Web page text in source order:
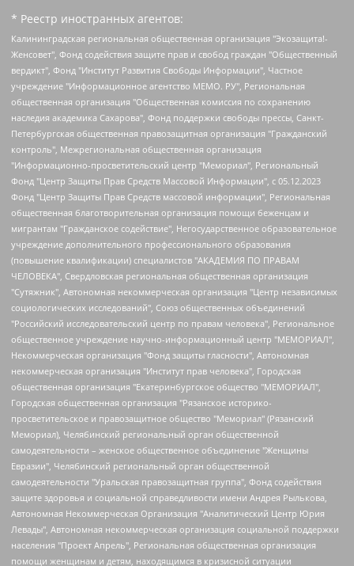
* Реестр иностранных агентов:
Калининградская региональная общественная организация "Экозащита!-Женсовет", Фонд содействия защите прав и свобод граждан "Общественный вердикт", Фонд "Институт Развития Свободы Информации", Частное учреждение "Информационное агентство МЕМО. РУ", Региональная общественная организация "Общественная комиссия по сохранению наследия академика Сахарова", Фонд поддержки свободы прессы, Санкт-Петербургская общественная правозащитная организация "Гражданский контроль", Межрегиональная общественная организация "Информационно-просветительский центр "Мемориал", Региональный Фонд "Центр Защиты Прав Средств Массовой Информации", с 05.12.2023 Фонд "Центр Защиты Прав Средств массовой информации", Региональная общественная благотворительная организация помощи беженцам и мигрантам "Гражданское содействие", Негосударственное образовательное учреждение дополнительного профессионального образования (повышение квалификации) специалистов "АКАДЕМИЯ ПО ПРАВАМ ЧЕЛОВЕКА", Свердловская региональная общественная организация "Сутяжник", Автономная некоммерческая организация "Центр независимых социологических исследований", Союз общественных объединений "Российский исследовательский центр по правам человека", Региональное общественное учреждение научно-информационный центр "МЕМОРИАЛ", Некоммерческая организация "Фонд защиты гласности", Автономная некоммерческая организация "Институт прав человека", Городская общественная организация "Екатеринбургское общество "МЕМОРИАЛ", Городская общественная организация "Рязанское историко-просветительское и правозащитное общество "Мемориал" (Рязанский Мемориал), Челябинский региональный орган общественной самодеятельности – женское общественное объединение "Женщины Евразии", Челябинский региональный орган общественной самодеятельности "Уральская правозащитная группа", Фонд содействия защите здоровья и социальной справедливости имени Андрея Рылькова, Автономная Некоммерческая Организация "Аналитический Центр Юрия Левады", Автономная некоммерческая организация социальной поддержки населения "Проект Апрель", Региональная общественная организация помощи женщинам и детям, находящимся в кризисной ситуации "Информационно-методический центр "Анна", Фонд содействия развитию массовых коммуникаций и правовому просвещению "Так-так-Так", Фонд содействия устойчивому развитию "Серебряная тайга", Свердловский региональный общественный фонд социальных проектов "Новое время", "Idel.Реалии", Кавказ.Реалии, Крым.Реалии, Телеканал Настоящее Время, Татаро-башкирская служба Радио Свобода (Azatliq Radiosi), Радио Свободная Европа/Радио Свобода (PCE/PC), "Сибирь.Реалии", "Фактограф", Благотворительный фонд помощи осужденным и их семьям, Автономная некоммерческая организация "Институт глобализации и социальных движений", Фонд "В защиту прав заключенных", Частное учреждение "Центр поддержки и содействия развитию средств массовой информации", Пензенский региональный общественный благотворительный фонд "Гражданский союз", "Север.Реалии", Некоммерческая организация Фонд "Правовая инициатива", Общество с ограниченной ответственностью "Радио Свободная Европа/Радио Свобода", Чешское информационное агентство "MEDIUM-ORIENT", Красноярская региональная общественная организация "Мы против СПИДа", Камалягин Денис Николаевич, Маркелов Сергей Евгеньевич, Пономарев Лев Александрович, Савицкая Людмила Алексеевна, Автономная некоммерческая организация "Центр по работе с проблемой насилия "НАСИЛИЮ.НЕТ", Межрегиональный профессиональный союз работников здравоохранения "Альянс врачей", Юридическое лицо, зарегистрированное в Латвийской Республике, SIA "Medusa Project" (регистрационный номер 40103797863, дата регистрации 10.06.2014), Некоммерческая организация "Фонд по борьбе с коррупцией", Автономная некоммерческая организация "Институт права и публичной политики", Баданин Роман Сергеевич, Гликин Максим Александрович, Железнова Мария Михайловна, Лукьянова Юлия Сергеевна, Маетная Елизавета Витальевна, Маняхин Петр Борисович, Чуракова Ольга Владимировна, Ярош Юлия Петровна, Юридическое лицо "The Insider SIA", зарегистрированное в Риге, Латвийская Республика (дата регистрации 26.06.2015), являющееся администратором доменного имени интернет-издания "The Insider SIA", https://theins.ru, Постернак Алексей Евгеньевич, Рубин Михаил Аркадьевич, Анин Роман Александрович, Юридическое лицо Istories fonds, зарегистрированное в Латвийской Республике (регистрационный номер 50008295751, дата регистрации 24.02.2020), Великовский Дмитрий Александрович, Долинина Ирина Николаевна, Мароховская Алеся Алексеевна, Шлейнов Роман Юрьевич, Шмагун Олеся Валентиновна, Общество с ограниченной ответственностью "Альтаир 2021", Общество с ограниченной ответственностью "Вега 2021", Общество с ограниченной ответственностью "Главный редактор 2021", Общество с ограниченной ответственностью "Ромашки монолит", Важенков Артем Валерьевич, Ивановская областная общественная организация "Центр гендерных исследований", Гурман Юрий Альбертович, Медиапроект "ОВД-Инфо", Егоров Владимир Владимирович, Жилинский Владимир Александрович, Общество с ограниченной ответственностью "ЗП", Иванова София Юрьевна, Карезина Инна Павловна, Кильтау Екатерина Викторовна, Петров Алексей Викторович, Пискунов Сергей Евгеньевич, Смирнов Сергей Сергеевич, Тихонов Михаил Сергеевич, Общество с ограниченной ответственностью "ЖУРНАЛИСТ-ИНОСТРАННЫЙ АГЕНТ", Арапова Галина Юрьевна, Вольтская Татьяна Анатольевна, Американская компания "Mason G.E.S. Anonymous Foundation" (США), являющаяся владельцем интернет-издания https://mnews.world/, Компания "Stichting Bellingcat", зарегистрированная в Нидерландах (дата регистрации 11.07.2018), Захаров Андрей Вячеславович, Клепиковская Екатерина Дмитриевна, Общество с ограниченной ответственностью "МЕМО", Перл Роман Александрович, Симонов Евгений Алексеевич, Соловьева Елена Анатольевна, Сотников Даниил Владимирович, Сурначева Елизавета Дмитриевна, Автономная некоммерческая организация по защите прав человека и информированию населения "Якутия – Наше Мнение", Общество с ограниченной ответственностью "Москоу диджитал медиа", с 26.01.2023 Общество с ограниченной ответственностью "Чайка Белые сады", Ветошкина Валерия Валерьевна, Заговора Максим Александрович, Межрегиональное общественное движение "Российская ЛГБТ - сеть", Оленичев Максим Владимирович, Павлов Иван Юрьевич, Скворцова Елена Сергеевна, Общество с ограниченной ответственностью "Как бы инагент", Кочетков Игорь Викторович, Общество с ограниченной ответственностью "Честные выборы", Еланчик Олег Александрович, Общество с ограниченной ответственностью "Нобелевский призыв", Гималова Регина Эмилевна, Григорьев Андрей Валерьевич, Григорьева Алина Александровна, Ассоциация по содействию защите прав призывников, альтернативнослужащих и военнослужащих "Правозащитная группа "Гражданин.Армия.Право", Хисамова Регина Фаритовна, Автономная некоммерческая организация по реализации социально-правовых программ "Лилит", Дальневосточное общественное движение "Маяк", Санкт-Петербургская ЛГБТ-инициативная группа "Выход", Инициативная группа ЛГБТ+ "Реверс", Алексеев Андрей Викторович, Бекбулатова Таисия Львовна, Беляев Иван Михайлович, Владыкина Елена Сергеевна, Гельман Марат Александрович, Никульшина Вероника Юрьевна, Толоконникова Надежда Андреевна, Шендерович Виктор Анатольевич, Общество с ограниченной ответственностью "Данное сообщение", Общество с ограниченной ответственностью Издательский дом "Новая глава", Айнбиндер Александра Александровна, Московский комьюнити-центр для ЛГБТ+инициатив, Благотворительный фонд развития филантропии, Deutsche Welle (Германия, Kurt-Schumacher-Strasse 3, 53113 Bonn), Борзунова Мария Михайловна, Воробьев Виктор Викторович, Голубева Анна Львовна, Константинова Алла Михайловна, Малкова Ирина Владимировна, Мурадов Мурад Абдулгалимович, Осетинская Елизавета Николаевна, Понасенков Евгений Николаевич, Ганапольский Матвей Юрьевич, Киселев Евгений Алексеевич, Борухович Ирина Григорьевна, Дремин Иван Тимофеевич, Дубровский Дмитрий Викторович, Красноярская региональная общественная организация поддержки и развития альтернативных образовательных технологий и межкультурных коммуникаций "ИНТЕРРА", Маяковская Екатерина Алексеевна, Фейгин Марк Захарович, Филимонов Андрей Викторович, Дзугкоева Регина Николаевна, Доброхотов Роман Александрович, Дудь Юрий Александрович, Елкин Сергей Владимирович, Кругликов Кирилл Игоревич, Сабунаева Мария Леонидовна, Семенов Алексей Владимирович, Шаинян Карен Багратович, Шульман Екатерина Михайловна, Асафьев Артур Валерьевич, Вахштайн Виктор Семенович, Венедиктов Алексей Алексеевич, Лушникова Екатерина Евгеньевна, Волков Леонид Михайлович, Невзоров Александр Глебович, Пархоменко Сергей Борисович, Сироткин Ярослав Николаевич, Кара-Мурза Владимир Владимирович, Баранова Наталья Владимировна, Гозман Леонид Яковлевич, Кагарлицкий Борис Юльевич, Климарев Михаил Валерьевич, Милов Владимир Станиславович, Автономная некоммерческая организация Краснодарский центр современного искусства "Типография", Моргенштерн Алишер Тагирович, Соболь Любовь Эдуардовна, Общество с ограниченной ответственностью "ЛИЗА НОРМ", Каспаров Гарри Кимович, Ходорковский Михаил Борисович, Общество с ограниченной ответственностью "Апрельские тезисы", Данилович Ирина Брониславовна, Кашин Олег Владимирович, Петров Николай Владимирович, Пивоваров Алексей Владимирович, Соколов Михаил Владимирович, Цветкова Юлия Владимировна, Чичваркин Евгений Александрович, Комитет против пыток/Команда против пыток, Общество с ограниченной ответственностью "Первый научный", Общество с ограниченной ответственностью "Вертолет и ко", Белоцерковская Вероника Борисовна, Кац Максим Евгеньевич, Лазарева Татьяна Юрьевна, Шаведдинов Руслан Табризович, Яшин Илья Валерьевич, Общество с ограниченной ответственностью "Иноагент ААВ", Алешковский Дмитрий Петрович, Альбац Евгения Марковна, Быков Дмитрий Львович, Галямина Юлия Евгеньевна, Лойко Сергей Леонидович, Мартынов Кирилл Константинович, Медведев Сергей Александрович, Крашенинников Федор Геннадиевич, Гордеева Катерина Вл